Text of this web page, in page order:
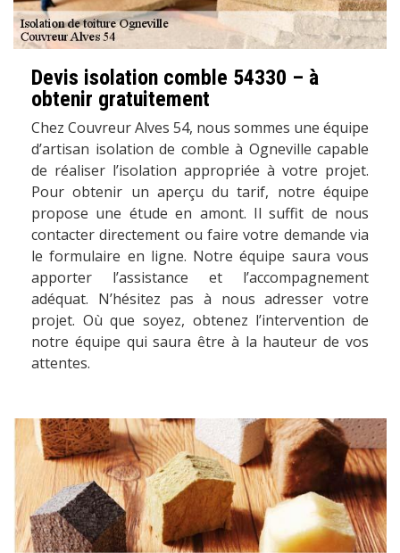
Devis isolation comble 54330 – à
obtenir gratuitement
Chez Couvreur Alves 54, nous sommes une équipe
d’artisan isolation de comble à Ogneville capable
de réaliser l’isolation appropriée à votre projet.
Pour obtenir un aperçu du tarif, notre équipe
propose une étude en amont. Il suffit de nous
contacter directement ou faire votre demande via
le formulaire en ligne. Notre équipe saura vous
apporter l’assistance et l’accompagnement
adéquat. N’hésitez pas à nous adresser votre
projet. Où que soyez, obtenez l’intervention de
notre équipe qui saura être à la hauteur de vos
attentes.